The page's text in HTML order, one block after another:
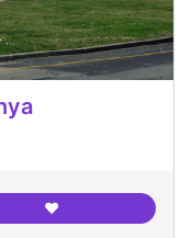
❤️Arxiu Nacional de